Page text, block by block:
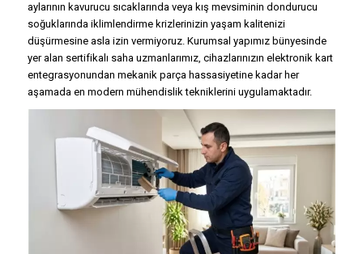
aylarının kavurucu sıcaklarında veya kış mevsiminin dondurucu
soğuklarında iklimlendirme krizlerinizin yaşam kalitenizi
düşürmesine asla izin vermiyoruz. Kurumsal yapımız bünyesinde
yer alan sertifikalı saha uzmanlarımız, cihazlarınızın elektronik kart
entegrasyonundan mekanik parça hassasiyetine kadar her
aşamada en modern mühendislik tekniklerini uygulamaktadır.